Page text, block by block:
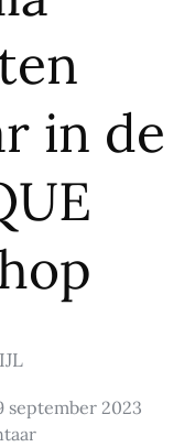
in de
september 2023